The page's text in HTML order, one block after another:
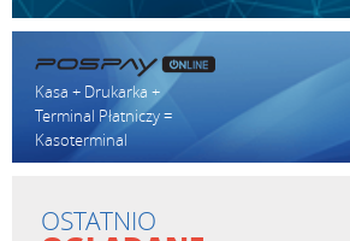
Kasa + Drukarka +
Terminal Płatniczy =
Kasoterminal
OSTATNIO